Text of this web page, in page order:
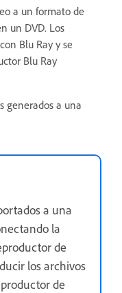
a un formato de
un DVD. Los
Blu Ray y se
Blu Ray
generados a una
a una
la
de
los archivos
de